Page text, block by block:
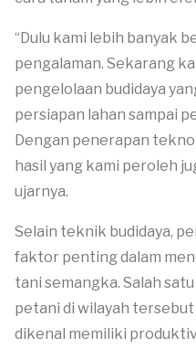
“Dulu kami lebih banyak
pengalaman. Sekarang
pengelolaan budidaya
persiapan lahan sampai
Dengan penerapan
hasil yang kami peroleh
ujarnya.
Selain teknik budidaya,
faktor penting dalam
tani semangka. Salah
petani di wilayah tersebut
dikenal memiliki